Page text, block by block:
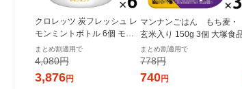
クロレッツ 炭フレッシュ レ
モンミントボトル 6個 モン
デリーズ ガム
まとめ割適用で
4,080円
3,876円
マンナンごはん もち麦・
玄米入り 150g 3個 大塚食
まとめ割適用で
778円
740円